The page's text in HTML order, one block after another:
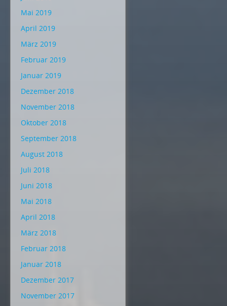
Mai 2019
April 2019
März 2019
Februar 2019
Januar 2019
Dezember 2018
November 2018
Oktober 2018
September 2018
August 2018
Juli 2018
Juni 2018
Mai 2018
April 2018
März 2018
Februar 2018
Januar 2018
Dezember 2017
November 2017